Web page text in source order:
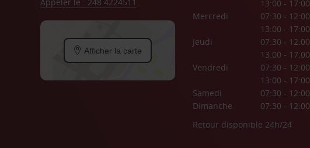
Afficher la carte
13:00 - 17:00
Mercredi
07:30 - 12:00
13:00 - 17:00
Jeudi
07:30 - 12:00
13:00 - 17:00
Vendredi
07:30 - 12:00
13:00 - 17:00
Samedi
07:30 - 12:00
Dimanche
07:30 - 12:00
Retour disponible 24h/24